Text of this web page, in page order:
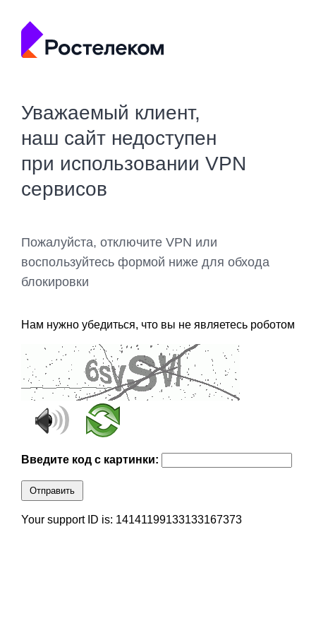
Уважаемый клиент,
наш сайт недоступен
при использовании VPN
сервисов
Пожалуйста, отключите VPN или
воспользуйтесь формой ниже для обхода
блокировки
Нам нужно убедиться, что вы не являетесь роботом
Введите код с картинки:
Отправить
Your support ID is: 14141199133133167373